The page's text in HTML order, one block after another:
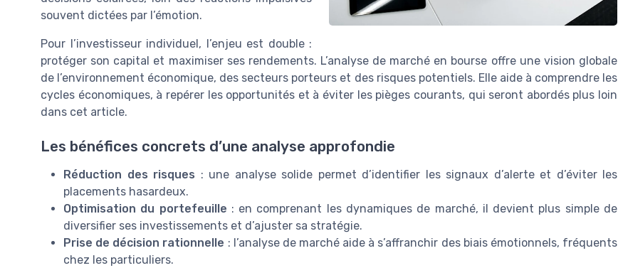
souvent dictées par l’émotion.
Pour l’investisseur individuel, l’enjeu est double :
protéger son capital et maximiser ses rendements. L’analyse de marché en bourse offre une vision globale
de l’environnement économique, des secteurs porteurs et des risques potentiels. Elle aide à comprendre les
cycles économiques, à repérer les opportunités et à éviter les pièges courants, qui seront abordés plus loin
dans cet article.
Les bénéfices concrets d’une analyse approfondie
Réduction des risques : une analyse solide permet d’identifier les signaux d’alerte et d’éviter les
placements hasardeux.
Optimisation du portefeuille : en comprenant les dynamiques de marché, il devient plus simple de
diversifier ses investissements et d’ajuster sa stratégie.
Prise de décision rationnelle : l’analyse de marché aide à s’affranchir des biais émotionnels, fréquents
chez les particuliers.